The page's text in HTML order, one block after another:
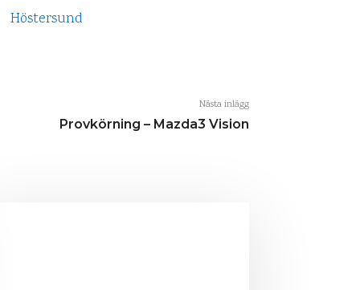
Nästa inlägg
Provkörning – Mazda3 Vision